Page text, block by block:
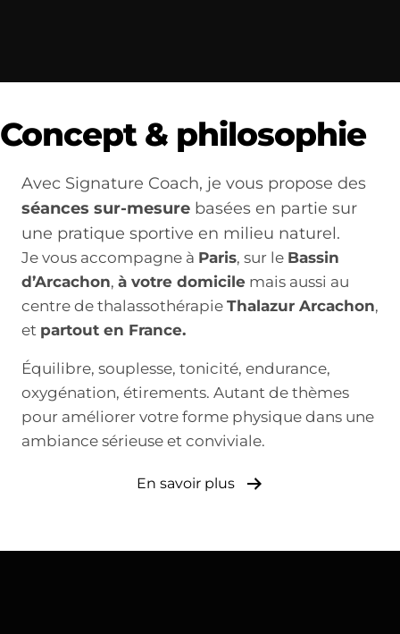
Concept & philosophie
Avec Signature Coach, je vous propose des
séances sur-mesure basées en partie sur
une pratique sportive en milieu naturel.
Je vous accompagne à Paris, sur le Bassin
d’Arcachon, à votre domicile mais aussi au
centre de thalassothérapie Thalazur Arcachon,
et partout en France.
Équilibre, souplesse, tonicité, endurance,
oxygénation, étirements. Autant de thèmes
pour améliorer votre forme physique dans une
ambiance sérieuse et conviviale.
En savoir plus